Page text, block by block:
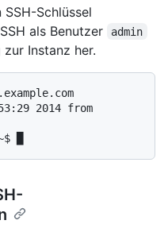
Schlüssel
als Benutzer
admin
Instanz her.
2014 from